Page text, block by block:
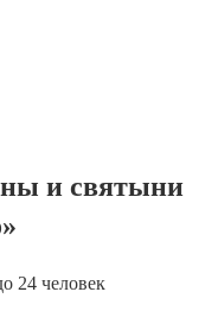
и святыни
24 человек